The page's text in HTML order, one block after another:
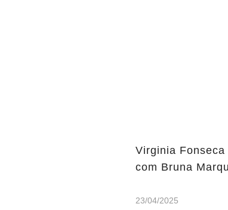
Virginia
com Bruna
23/04/2025